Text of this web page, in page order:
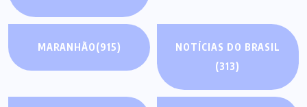
MARANHÃO(915)
NOTÍCIAS DO BRASIL
(313)